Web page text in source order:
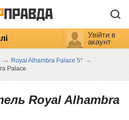
Увійти в
акаунт
→ Royal Alhambra Palace 5* →
Palace
Royal Alhambra